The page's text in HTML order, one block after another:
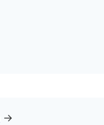
→